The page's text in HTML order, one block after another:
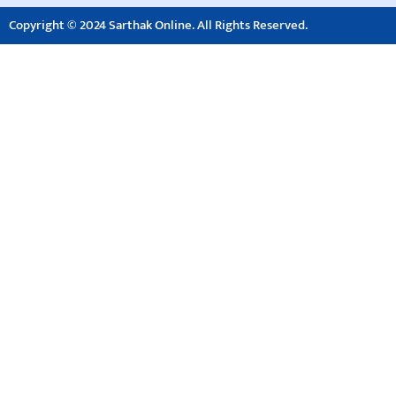
Copyright © 2024 Sarthak Online. All Rights Reserved.